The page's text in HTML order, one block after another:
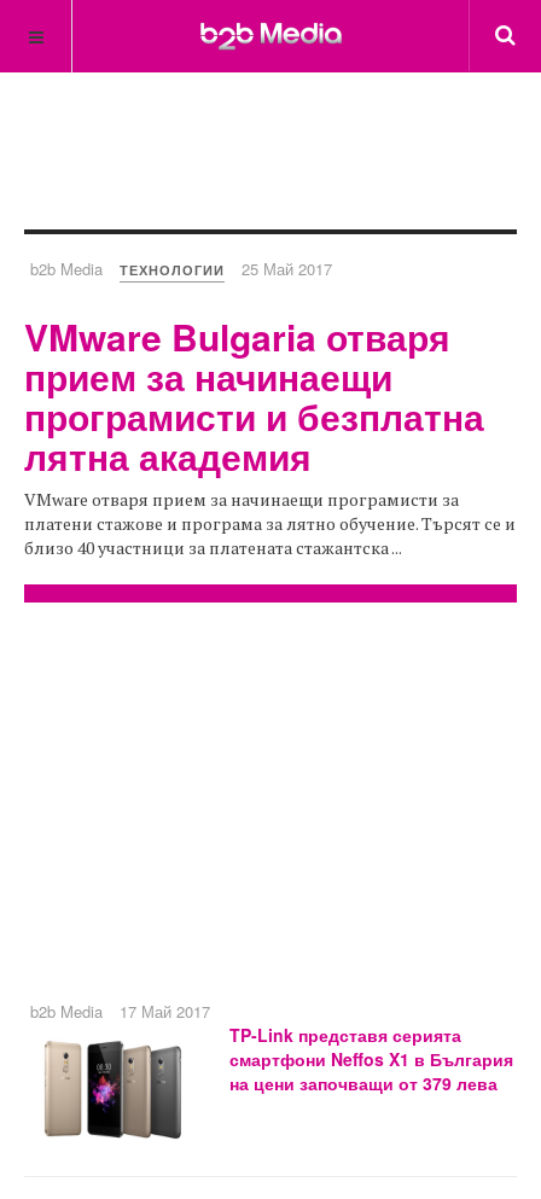
b2b Media ТЕХНОЛОГИИ 25 Май 2017
VMware Bulgaria отваря
прием за начинаещи
програмисти и безплатна
лятна академия
VMware отваря прием за начинаещи програмисти за
платени стажове и програма за лятно обучение. Търсят се и
близо 40 участници за платената стажантска ...
b2b Media 17 Май 2017
TP-Link представя серията
смартфони Neffos X1 в България
на цени започващи от 379 лева